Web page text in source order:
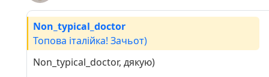
Non_typical_doctor
Топова італійка! Зачьот)
Non_typical_doctor, дякую)